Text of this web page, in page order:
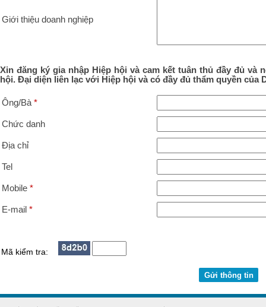
Giới thiệu doanh nghiệp
Xin đăng ký gia nhập Hiệp hội và cam kết tuân thủ đầy đủ và
hội. Đại diện liên lạc với Hiệp hội và có đầy đủ thẩm quyền của
Ông/Bà *
Chức danh
Địa chỉ
Tel
Mobile *
E-mail *
Mã kiểm tra: